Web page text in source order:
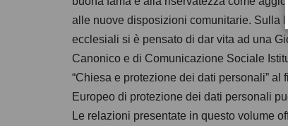
alle nuove disposizioni comunitarie. Sulla
ecclesiali si è pensato di dar vita ad una
Canonico e di Comunicazione Sociale
“Chiesa e protezione dei dati personali”
Europeo di protezione dei dati personali
Le relazioni presentate in questo volume